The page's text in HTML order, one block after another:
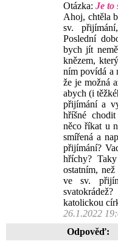
Otázka: Je to
Ahoj, chtěla
sv.
Poslední
bych jít
knězem,
ním povídá a
že je možná
abych (i
přijímání a
hříšné
něco říkat u
smířená a
přijímání?
hříchy?
ostatním,
ve sv.
katolickou
26.1.2022
Odpověď: